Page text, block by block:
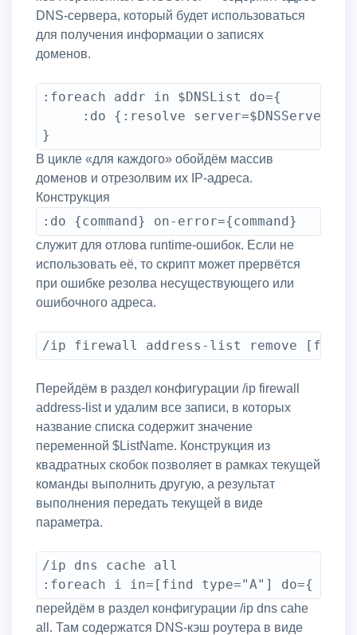
DNS-сервера, который будет использоваться
для получения информации о записях
доменов.
:foreach addr in $DNSList do={
:do {:resolve server=$DNSServer
В цикле «для каждого» обойдём массив
доменов и отрезолвим их IP-адреса.
Конструкция
служит для отлова runtime-ошибок. Если не
использовать её, то скрипт может прервётся
при ошибке резолва несуществующего или
ошибочного адреса.
Перейдём в раздел конфигурации /ip firewall
address-list и удалим все записи, в которых
название списка содержит значение
переменной $ListName. Конструкция из
квадратных скобок позволяет в рамках текущей
команды выполнить другую, а результат
выполнения передать текущей в виде
параметра.
/ip dns cache all
перейдём в раздел конфигурации /ip dns cahe
all. Там содержатся DNS-кэш роутера в виде